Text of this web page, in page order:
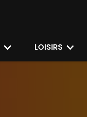
LOISIRS